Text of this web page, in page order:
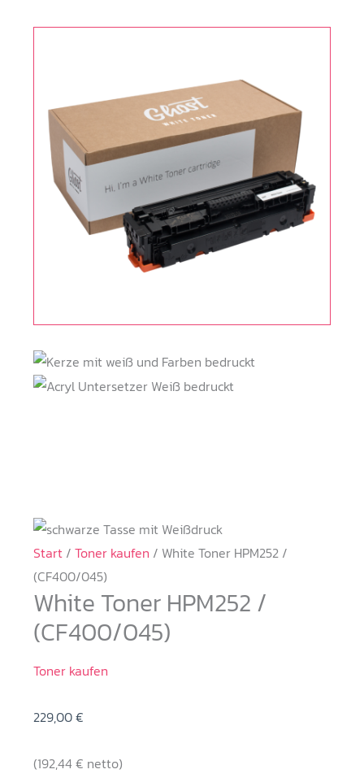
Start/ Toner kaufen / White Toner HPM252 /
(CF400/045)
White Toner HPM252 /
(CF400/045)
Toner kaufen
229,00€
(192,44 € netto)